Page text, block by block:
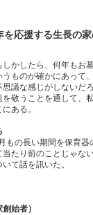
応援する生長の家
かしたら、何年もお
ものが確かにあって
議な感じがしないだ
敬うことを通して、
ある。
もの長い期間を保育
たり前のことじゃな
て話を訊いた。
始者）